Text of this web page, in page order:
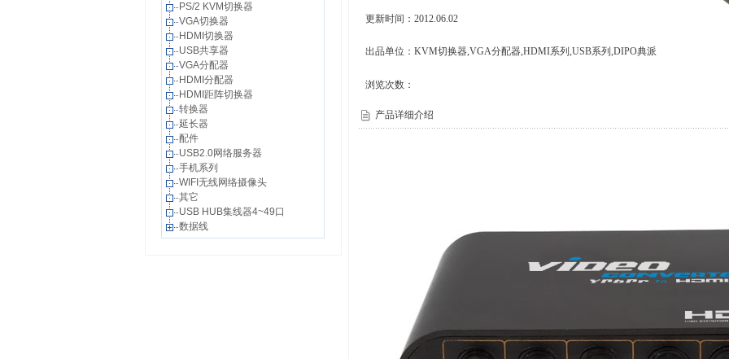
PS/2 KVM切换器
VGA切换器
HDMI切换器
USB共享器
VGA分配器
HDMI分配器
HDMI距阵切换器
转换器
延长器
配件
USB2.0网络服务器
手机系列
WIFI无线网络摄像头
其它
USB HUB集线器4~49口
数据线
更新时间：2012.06.02
出品单位：KVM切换器,VGA分配器,HDMI系列,USB系列,DIPO典派
浏览次数：
产品详细介绍